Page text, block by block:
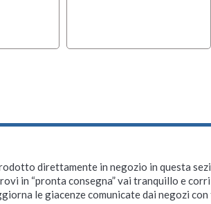
direttamente in negozio in questa
in “pronta consegna” vai tranquillo e
le giacenze comunicate dai negozi